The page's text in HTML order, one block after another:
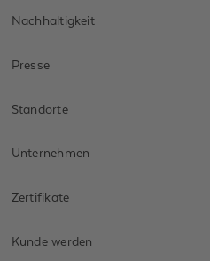
Nachhaltigkeit
Presse
Standorte
Unternehmen
Zertifikate
Kunde werden